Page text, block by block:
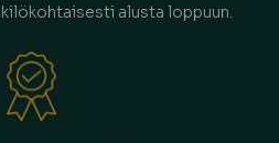
alusta loppuun.